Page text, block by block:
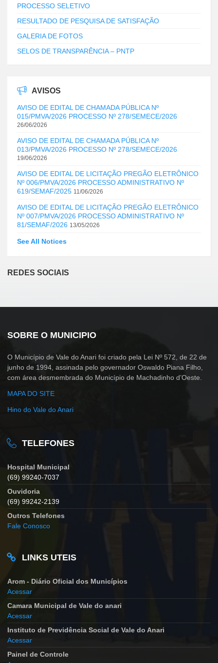
PROCESSO SELETIVO
RESULTADO DE PESQUISA DE SATISFAÇÃO
GALERIA DE FOTOS
SELOS DE TRANSPARÊNCIA – PNTP
AVISOS
AVISO DE EDITAL DE CHAMADA PÚBLICA Nº
015/PMVA/2026 PROCESSO Nº 278/SEMECE/2026
26/06/2026
AVISO DE EDITAL DE CHAMADA PÚBLICA Nº
013/PMVA/2026 PROCESSO Nº 278/SEMECE/2026
19/06/2026
AVISO DE EDITAL DE LICITAÇÃO PREGÃO ELETRÔNICO
Nº 006/PMVA/2026 PROCESSO ADMINISTRATIVO Nº
619/SEMAF/2025 11/06/2026
AVISO DE EDITAL DE LICITAÇÃO PREGÃO ELETRÔNICO
Nº 007/PMVA/2026 PROCESSO ADMINISTRATIVO Nº
81/SEMAF/2026 13/05/2026
See All Notices
REDES SOCIAIS
SOBRE O MUNICIPIO
O Município de Vale do Anari foi criado pela Lei Nº 572, de 22 de
junho de 1994, assinada pelo governador Oswaldo Piana Filho,
com área desmembrada do Município de Machadinho d’Oeste.
MAPA DO SITE
Hino do Vale do Anari
TELEFONES
Hospital Municipal
(69) 99240-7037
Ouvidoria
(69) 99242-2139
Outros Telefones
Fale Conosco
LINKS UTEIS
Arom - Diário Oficial dos Municípios
Acessar
Camara Municipal de Vale do anari
Acessar
Instituto de Previdência Social de Vale do Anari
Acessar
Painel de Controle